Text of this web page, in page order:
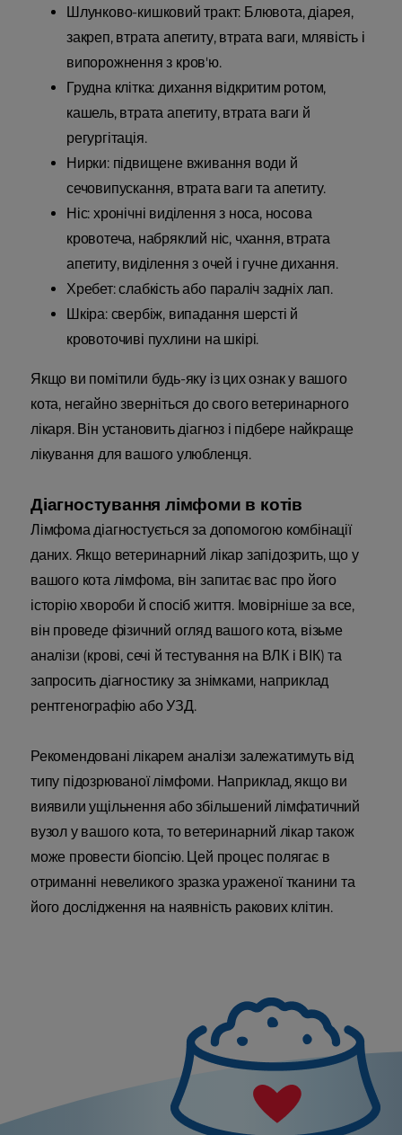
Шлунково-кишковий тракт: Блювота, діарея,
закреп, втрата апетиту, втрата ваги, млявість і
випорожнення з кров'ю.
Грудна клітка: дихання відкритим ротом,
кашель, втрата апетиту, втрата ваги й
регургітація.
Нирки: підвищене вживання води й
сечовипускання, втрата ваги та апетиту.
Ніс: хронічні виділення з носа, носова
кровотеча, набряклий ніс, чхання, втрата
апетиту, виділення з очей і гучне дихання.
Хребет: слабкість або параліч задніх лап.
Шкіра: свербіж, випадання шерсті й
кровоточиві пухлини на шкірі.
Якщо ви помітили будь-яку із цих ознак у вашого
кота, негайно зверніться до свого ветеринарного
лікаря. Він установить діагноз і підбере найкраще
лікування для вашого улюбленця.
Діагностування лімфоми в котів
Лімфома діагностується за допомогою комбінації
даних. Якщо ветеринарний лікар запідозрить, що у
вашого кота лімфома, він запитає вас про його
історію хвороби й спосіб життя. Імовірніше за все,
він проведе фізичний огляд вашого кота, візьме
аналізи (крові, сечі й тестування на ВЛК і ВІК) та
запросить діагностику за знімками, наприклад
рентгенографію або УЗД.
Рекомендовані лікарем аналізи залежатимуть від
типу підозрюваної лімфоми. Наприклад, якщо ви
виявили ущільнення або збільшений лімфатичний
вузол у вашого кота, то ветеринарний лікар також
може провести біопсію. Цей процес полягає в
отриманні невеликого зразка ураженої тканини та
його дослідження на наявність ракових клітин.